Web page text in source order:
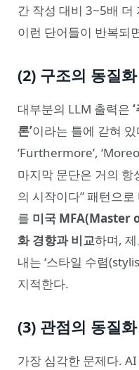
간 작성 대비 3~5배 더
이런 단어들이 반복되
(2) 구조의 동질화
대부분의 LLM 출력은
론’이라는 틀에 갇혀
‘Furthermore’,
마지막 문단은 거의 항
의 시작이다” 패턴으
를 미국 MFA(Master
화 경향과 비교하며,
내는 ‘스타일 수렴
지적한다.
(3) 관점의 동질화
가장 심각한 문제다.